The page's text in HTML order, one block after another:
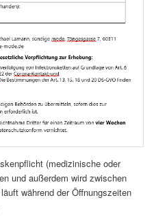
(medizinische oder
und außerdem wird zwischen
während der Öffnungszeiten